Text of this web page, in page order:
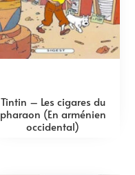
Tintin – Les cigares du
pharaon (En arménien
occidental)